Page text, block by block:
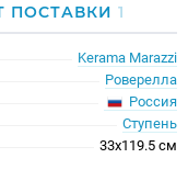
ПОСТАВКИ 1
Kerama Marazzi
Роверелла
Россия
Ступень
33x119.5 см